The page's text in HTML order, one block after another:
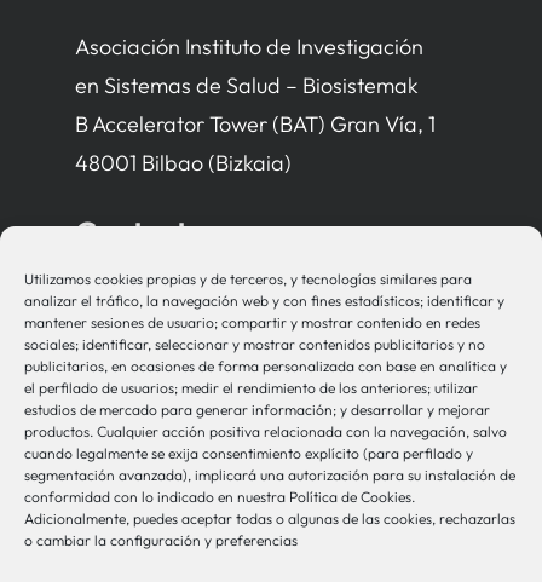
Utilizamos cookies propias y de terceros, y tecnologías similares para
analizar el tráfico, la navegación web y con fines estadísticos; identificar y
mantener sesiones de usuario; compartir y mostrar contenido en redes
sociales; identificar, seleccionar y mostrar contenidos publicitarios y no
publicitarios, en ocasiones de forma personalizada con base en analítica y
el perfilado de usuarios; medir el rendimiento de los anteriores; utilizar
estudios de mercado para generar información; y desarrollar y mejorar
productos. Cualquier acción positiva relacionada con la navegación, salvo
cuando legalmente se exija consentimiento explícito (para perfilado y
segmentación avanzada), implicará una autorización para su instalación de
conformidad con lo indicado en nuestra Política de Cookies.
Adicionalmente, puedes aceptar todas o algunas de las cookies, rechazarlas
o cambiar la configuración y preferencias
Asociación Instituto de Investigación
en Sistemas de Salud – Biosistemak
B Accelerator Tower (BAT) Gran Vía, 1
48001 Bilbao (Bizkaia)
Contacto
bio-sistemak@bio-sistemak.eus
944 00 77 90
Otros Enlaces
Osakidetza